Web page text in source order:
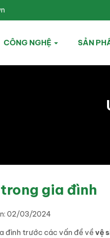
CÔNG NGHỆ SẢN
gia đình
02/03/2024
đình trước các vấn đề về vệ